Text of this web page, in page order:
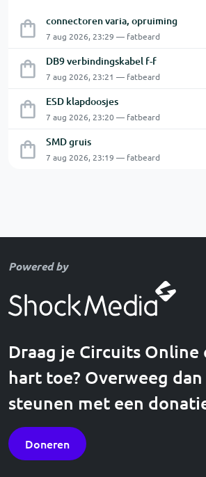
connectoren varia, opruiming
7 aug 2026, 23:29 — fatbeard
DB9 verbindingskabel f-f
7 aug 2026, 23:21 — fatbeard
ESD klapdoosjes
7 aug 2026, 23:20 — fatbeard
SMD gruis
7 aug 2026, 23:19 — fatbeard
Powered by
Draag je Circuits Online
hart toe? Overweeg
steunen met een
Doneren